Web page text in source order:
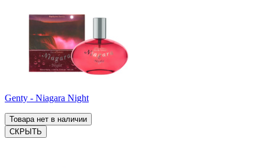
Genty - Niagara Night
Товара нет в наличии
СКРЫТЬ